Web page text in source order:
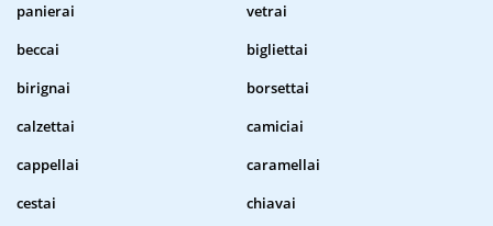
panierai
vetrai
beccai
bigliettai
birignai
borsettai
calzettai
camiciai
cappellai
caramellai
cestai
chiavai